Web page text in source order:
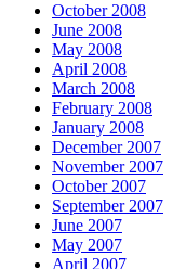
October 2008
June 2008
May 2008
April 2008
March 2008
February 2008
January 2008
December 2007
November 2007
October 2007
September 2007
June 2007
May 2007
April 2007